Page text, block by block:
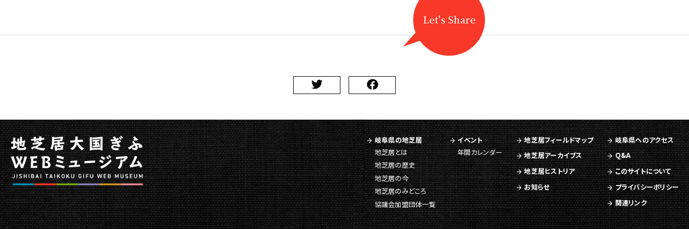
へ
へ
移
動
Let's Share
岐阜県の地芝居
地芝居とは
地芝居の歴史
地芝居の今
地芝居のみどころ
協議会加盟団体一覧
イベント
年間カレンダー
地芝居フィールドマップ
地芝居アーカイブス
地芝居ヒストリア
お知らせ
岐阜県へのアクセス
Q&A
このサイトについて
プライバシーポリシー
関連リンク